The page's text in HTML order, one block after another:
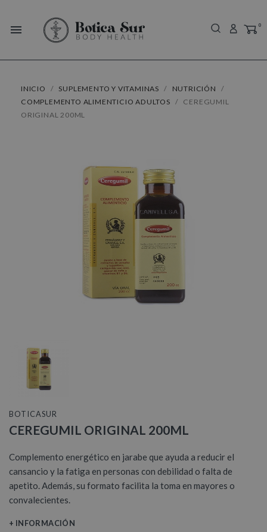
menu 0
INICIO SUPLEMENTO Y VITAMINAS
NUTRICIÓN
COMPLEMENTO ALIMENTICIO ADULTOS
CEREGUMIL
ORIGINAL 200ML
BOTICASUR
CEREGUMIL ORIGINAL 200ML
Complemento energético en jarabe que ayuda a reducir el
cansancio y la fatiga en personas con debilidad o falta de
apetito. Además, su formato facilita la toma en mayores o
convalecientes.
+ INFORMACIÓN